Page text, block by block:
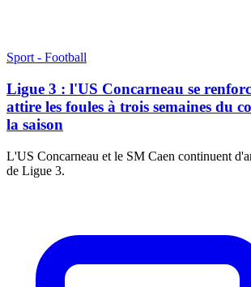
Sport - Football
Ligue 3 : l'US Concarneau se
attire les foules à trois semaines du
la saison
L'US Concarneau et le SM Caen continuent
de Ligue 3.